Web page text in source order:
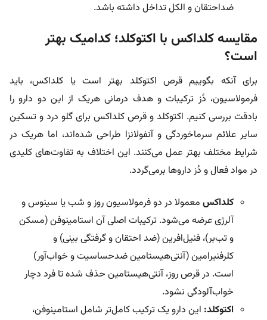
ضداحتقان و الکل تداخل داشته باشد.
مقایسه کلداکس با اکتوکلد؛ کدامیک بهتر
است؟
برای آنکه بگوییم قرص اکتوکلد بهتر است یا کلداکس، باید
فرمولاسیون، دُز ترکیبات و هدف درمانی هریک از این دو دارو را
بادقت بررسی کنیم. اکتوکلد و قرص کلداکس برای گلو درد و تسکین
سایر علائم سرماخوردگی و آنفولانزا طراحی شده‌اند، اما هریک در
شرایط مختلف بهتر عمل می‌کنند. این اختلاف به تفاوت‌های کلیدی
در مواد فعال و دُز داروها برمی‌گردد.
کلداکس معمولا در دو فرمولاسیون روز و شب یا سینوس و
آلرژی عرضه می‌شود. ترکیبات اصلی آن استامینوفن (مسکن
و تب‌بر)، فنیل‌افرین (ضد احتقان و گرفتگی بینی) و
کلرفنیرامین (آنتی‌هیستامین ضدحساسیت و خواب‌آور)
است. در قرص روز، آنتی‌هیستامین حذف شده تا فرد دچار
خواب‌آلودگی نشود.
اکتوکلد: این دارو یک ترکیب کامل‌تر شامل استامینوفن،